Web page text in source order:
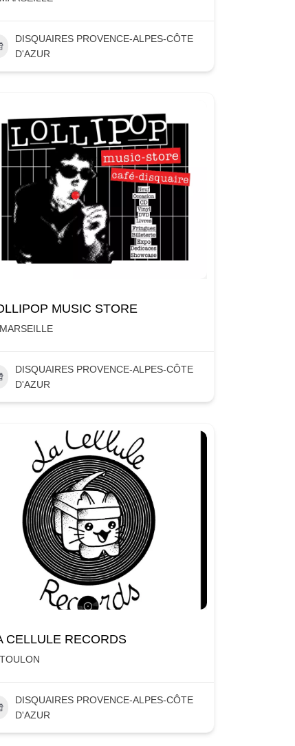
DISQUAIRES PROVENCE-ALPES-CÔTE
D'AZUR
MUSIC STORE
MARSEILLE
DISQUAIRES PROVENCE-ALPES-CÔTE
D'AZUR
CELLULE RECORDS
TOULON
DISQUAIRES PROVENCE-ALPES-CÔTE
D'AZUR